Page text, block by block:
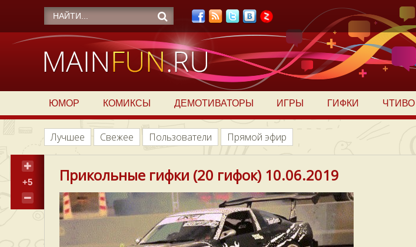
ЮМОР КОМИКСЫ ДЕМОТИВАТОРЫ ИГРЫ ГИФКИ ЧТИВО
Лучшее Свежее Пользователи Прямой эфир
+5 Прикольные гифки (20 гифок) 10.06.2019